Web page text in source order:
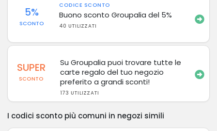
5%
SCONTO
CODICE SCONTO
Buono sconto Groupalia del 5%
40 UTILIZZATI
SUPER
SCONTO
Su Groupalia puoi trovare tutte le
carte regalo del tuo negozio
preferito a grandi sconti!
173 UTILIZZATI
I codici sconto più comuni in negozi simili